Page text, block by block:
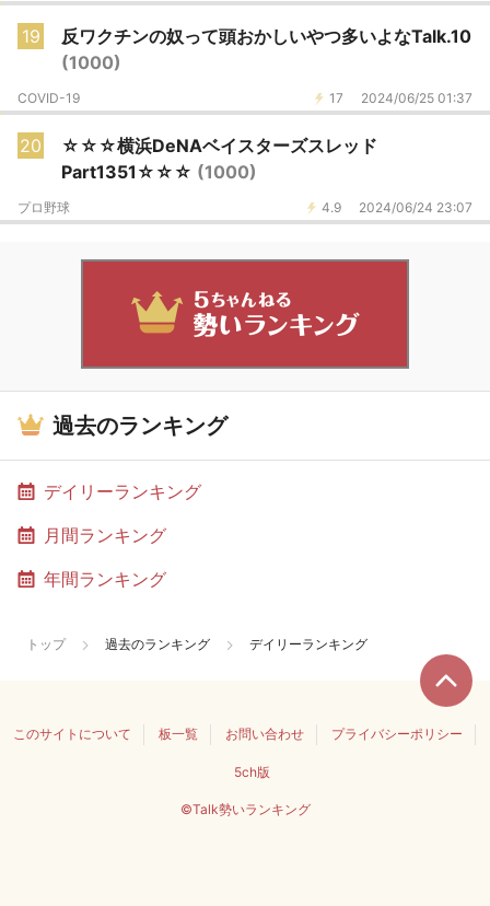
19
反ワクチンの奴って頭おかしいやつ多いよなTalk.10
(1000)
17 2024/06/25 01:37
COVID-19
20
☆☆☆横浜DeNAベイスターズスレッド
Part1351☆☆☆ (1000)
4.9 2024/06/24 23:07
プロ野球
過去のランキング
デイリーランキング
月間ランキング
年間ランキング
トップ 過去のランキング デイリーランキング
このサイトについて 板一覧 お問い合わせ プライバシーポリシー
5ch版
©Talk勢いランキング